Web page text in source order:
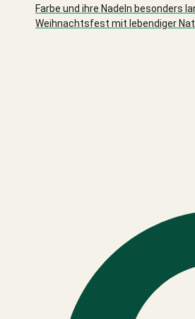
Farbe und ihre Nadeln besonders
Weihnachtsfest mit lebendiger